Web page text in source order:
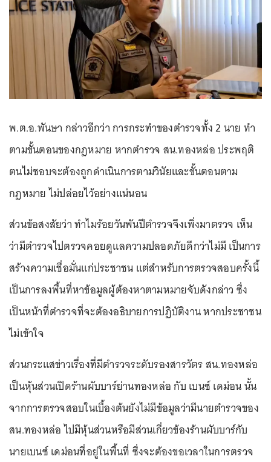
พ.ต.อ.พันษา กล่าวอีกว่า การกระทำของตำรวจทั้ง 2 นาย ทำ
ตามขั้นตอนของกฎหมาย หากตำรวจ สน.ทองหล่อ ประพฤติ
ตนไม่ชอบจะต้องถูกดำเนินการตามวินัยและขั้นตอนตาม
กฎหมาย ไม่ปล่อยไว้อย่างแน่นอน
ส่วนข้อสงสัยว่า ทำไมร้อยวันพันปีตำรวจจึงเพิ่งมาตรวจ เห็น
ว่ามีตำรวจไปตรวจคอยดูแลความปลอดภัยดีกว่าไม่มี เป็นการ
สร้างความเชื่อมั่นแก่ประชาชน แต่สำหรับการตรวจสอบครั้งนี้
เป็นการลงพื้นที่หาข้อมูลผู้ต้องหาตามหมายจับดังกล่าว ซึ่ง
เป็นหน้าที่ตำรวจที่จะต้องอธิบายการปฏิบัติงาน หากประชาชน
ไม่เข้าใจ
ส่วนกระแสข่าวเรื่องที่มีตำรวจระดับรองสารวัตร สน.ทองหล่อ
เป็นหุ้นส่วนเปิดร้านผับบาร์ย่านทองหล่อ กับ เบนซ์ เดม่อน นั้น
จากการตรวจสอบในเบื้องต้นยังไม่มีข้อมูลว่ามีนายตำรวจของ
สน.ทองหล่อ ไปมีหุ้นส่วนหรือมีส่วนเกี่ยวข้องร้านผับบาร์กับ
นายเบนซ์ เดม่อนที่อยู่ในพื้นที่ ซึ่งจะต้องขอเวลาในการตรวจ